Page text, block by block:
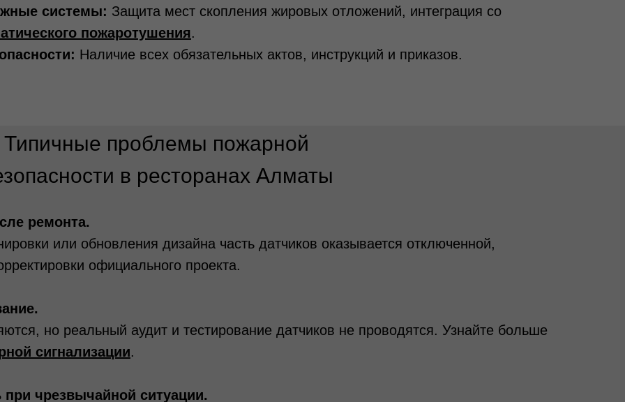
системы: Защита мест скопления жировых отложений, интеграция со
пожаротушения.
Наличие всех обязательных актов, инструкций и приказов.
Типичные проблемы пожарной
в ресторанах Алматы
ремонта.
или обновления дизайна часть датчиков оказывается отключенной,
официального проекта.
но реальный аудит и тестирование датчиков не проводятся. Узнайте больше
сигнализации.
при чрезвычайной ситуации.